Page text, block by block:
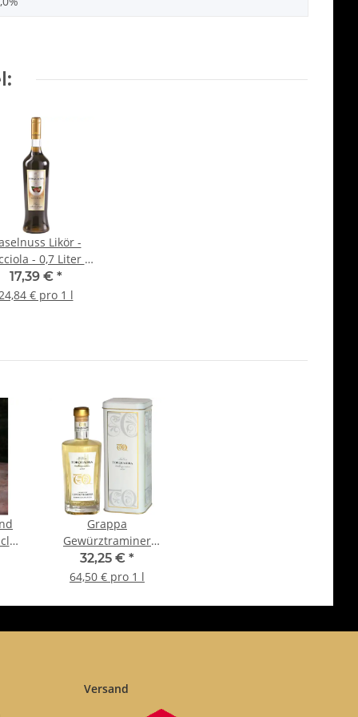
Likör -
- 0,7 Liter -
vol. - Torquadra
17,39 € *
€ pro 1 l
Grappa
Gewürztraminer
Barricata Ciliego - 2
Jahre alt - 0,5 Liter -
Metalldose -
32,25 € *
64,50 € pro 1 l
Versand